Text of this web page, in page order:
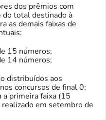
dos prêmios com
total destinado à
as demais faixas de
15 números;
14 números;
distribuídos aos
concursos de final 0;
a primeira faixa (15
em setembro de